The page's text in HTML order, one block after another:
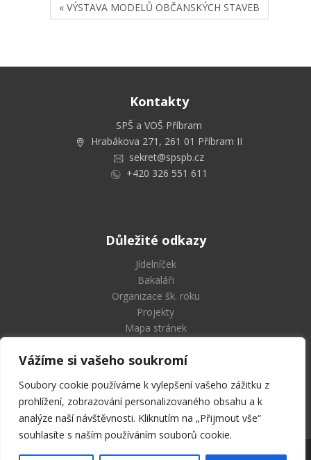
Vážíme si vašeho soukromí
Soubory cookie používáme k vylepšení vašeho zážitku z
prohlížení, zobrazování personalizovaného obsahu a k
analýze naší návštěvnosti. Kliknutím na „Přijmout vše“
souhlasíte s naším používáním souborů cookie.
« VÝSTAVA MODELŮ OBČANSKÝCH STAVEB
Kontakty
SPŠ a VOŠ Příbram
Hrabákova 271, 261 01 Příbram II
sekret@spspb.cz
+420 326 551 611
Důležité odkazy
Jídelníček
Bakaláři
Organizace šk. roku
Projekty
Mapa stránek
Střední průmyslová škola
a Vyšší odborná škola Příbram